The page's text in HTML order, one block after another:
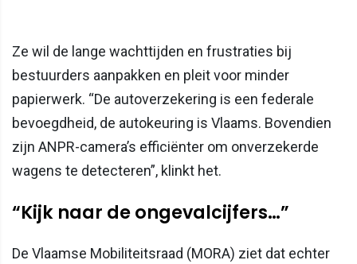
Ze wil de lange wachttijden en frustraties bij
bestuurders aanpakken en pleit voor minder
papierwerk. “De autoverzekering is een federale
bevoegdheid, de autokeuring is Vlaams. Bovendien
zijn ANPR-camera’s efficiënter om onverzekerde
wagens te detecteren”, klinkt het.
“Kijk naar de ongevalcijfers…”
De Vlaamse Mobiliteitsraad (MORA) ziet dat echter